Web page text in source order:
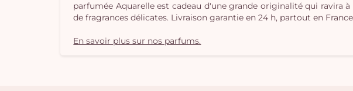
parfumée Aquarelle est cadeau d'une grande originalité qui ravira
de fragrances délicates. Livraison garantie en 24 h, partout en
En savoir plus sur nos parfums.